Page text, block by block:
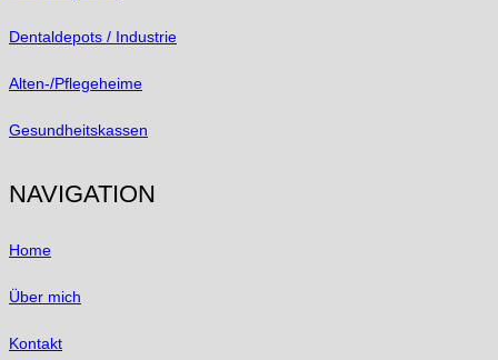
Dentaldepots / Industrie
Alten-/Pflegeheime
Gesundheitskassen
NAVIGATION
Home
Über mich
Kontakt